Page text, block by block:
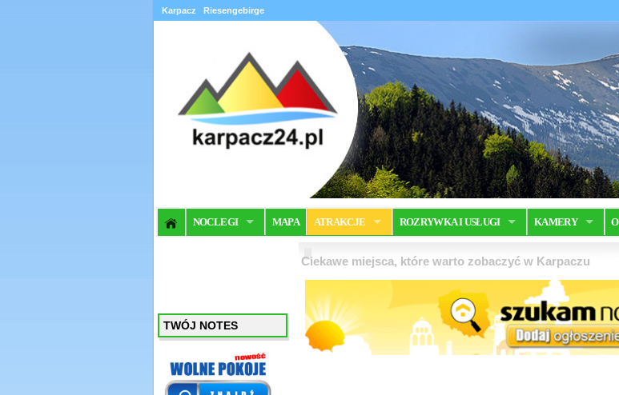
Karpacz Riesengebirge
NOCLEGI MAPA ATRAKCJE ROZRYWKA I USŁUGI KAMERY
TWÓJ NOTES
Ciekawe miejsca, które warto zobaczyć w Karpaczu